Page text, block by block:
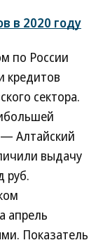
в 2020 году
по России
кредитов
сектора.
Алтайский
выдачу
руб.
апрель
Показатель